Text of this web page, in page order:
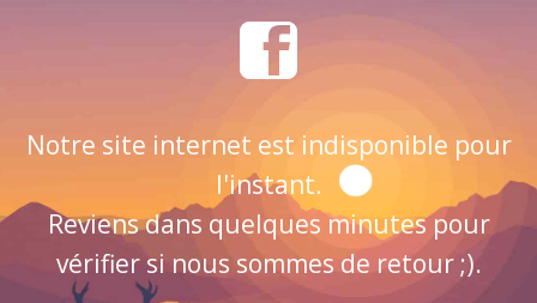
Notre site internet est indisponible pour
l'instant.
Reviens dans quelques minutes pour
vérifier si nous sommes de retour ;).